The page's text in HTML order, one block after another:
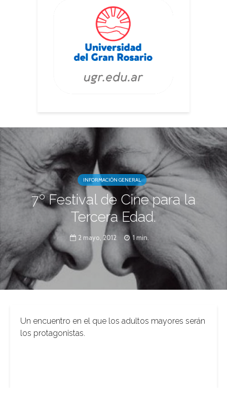
INFORMACIÓN GENERAL
7º Festival de Cine para la
Tercera Edad.
2 mayo, 2012 1 min.
Un encuentro en el que los adultos mayores serán
los protagonistas.